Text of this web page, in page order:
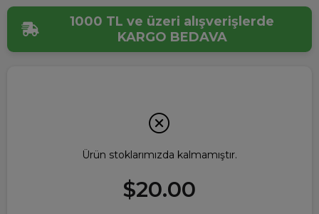
1000 TL ve üzeri alışverişlerde
KARGO BEDAVA
Ürün stoklarımızda kalmamıştır.
$20.00